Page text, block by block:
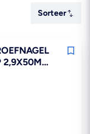
Sorteer
Sorteer
2,9X50MM